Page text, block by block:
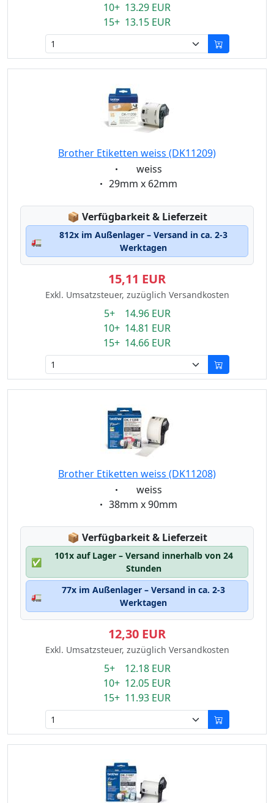
10+ 13.29 EUR
15+ 13.15 EUR
Brother Etiketten weiss (DK11209)
Eigenschaft:
weiss
Eigenschaft:
29mm x 62mm
📦 Lagerstatus:
Verfügbarkeit & Lieferzeit
🚛
812x im Außenlager – Versand in ca. 2-3
Werktagen
15,11 EUR
Exkl. Umsatzsteuer, zuzüglich Versandkosten
5+ 14.96 EUR
10+ 14.81 EUR
15+ 14.66 EUR
Brother Etiketten weiss (DK11208)
Eigenschaft:
weiss
Eigenschaft:
38mm x 90mm
📦 Lagerstatus:
Verfügbarkeit & Lieferzeit
✅
101x auf Lager – Versand innerhalb von 24
Stunden
🚛
77x im Außenlager – Versand in ca. 2-3
Werktagen
12,30 EUR
Exkl. Umsatzsteuer, zuzüglich Versandkosten
5+ 12.18 EUR
10+ 12.05 EUR
15+ 11.93 EUR